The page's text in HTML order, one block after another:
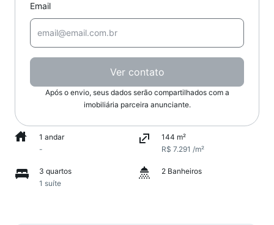
Email
Ver contato
Após o envio, seus dados serão compartilhados com a
imobiliária parceira anunciante.
1 andar
-
144 m²
R$ 7.291 /m²
3 quartos
1 suíte
2 Banheiros